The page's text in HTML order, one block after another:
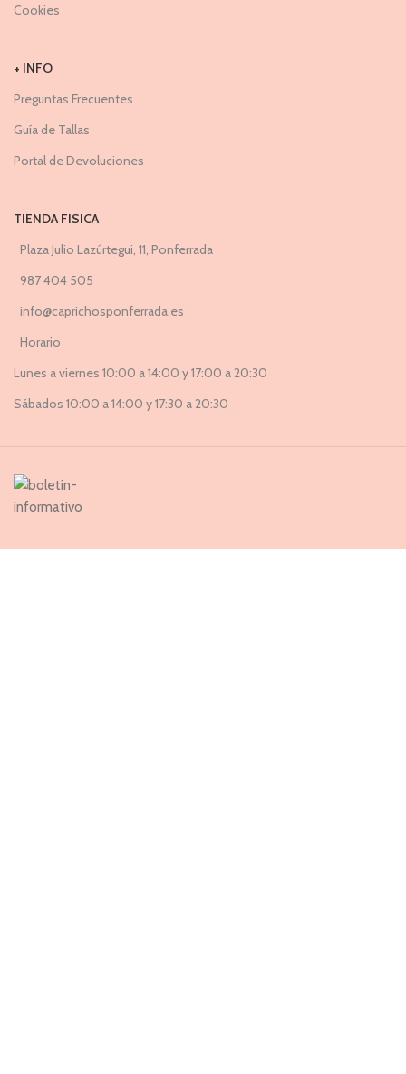
Cookies
+ INFO
Preguntas Frecuentes
Guía de Tallas
Portal de Devoluciones
TIENDA FISICA
Plaza Julio Lazúrtegui, 11, Ponferrada
987 404 505
info@caprichosponferrada.es
Horario
Lunes a viernes 10:00 a 14:00 y 17:00 a 20:30
Sábados 10:00 a 14:00 y 17:30 a 20:30